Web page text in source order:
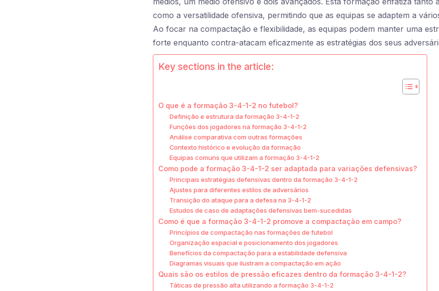
como a versatilidade ofensiva, permitindo que as equipas se adaptem a
Ao focar na compactação e flexibilidade, as equipas podem manter uma
forte enquanto contra-atacam eficazmente as estratégias dos seus
Key sections in the article:
O que é a formação 3-4-1-2 no futebol?
Definição e estrutura da formação 3-4-1-2
Funções dos jogadores na formação 3-4-1-2
Análise comparativa com outras formações
Contexto histórico e evolução da formação
Equipas comuns que utilizam a formação 3-4-1-2
Como pode a formação 3-4-1-2 ser adaptada para variações defensivas?
Principais estratégias defensivas dentro da formação 3-4-1-2
Ajustes para diferentes estilos de adversários
Transição do ataque para a defesa na 3-4-1-2
Estudos de caso de adaptações defensivas bem-sucedidas
Como é que a formação 3-4-1-2 promove a compactação em campo?
Princípios de compactação nas formações de futebol
Organização espacial e posicionamento dos jogadores
Benefícios da compactação para a estabilidade defensiva
Diagramas visuais que ilustram a compactação em ação
Quais são os estilos de pressão eficazes dentro da formação 3-4-1-2?
Táticas de pressão alta utilizando a formação 3-4-1-2